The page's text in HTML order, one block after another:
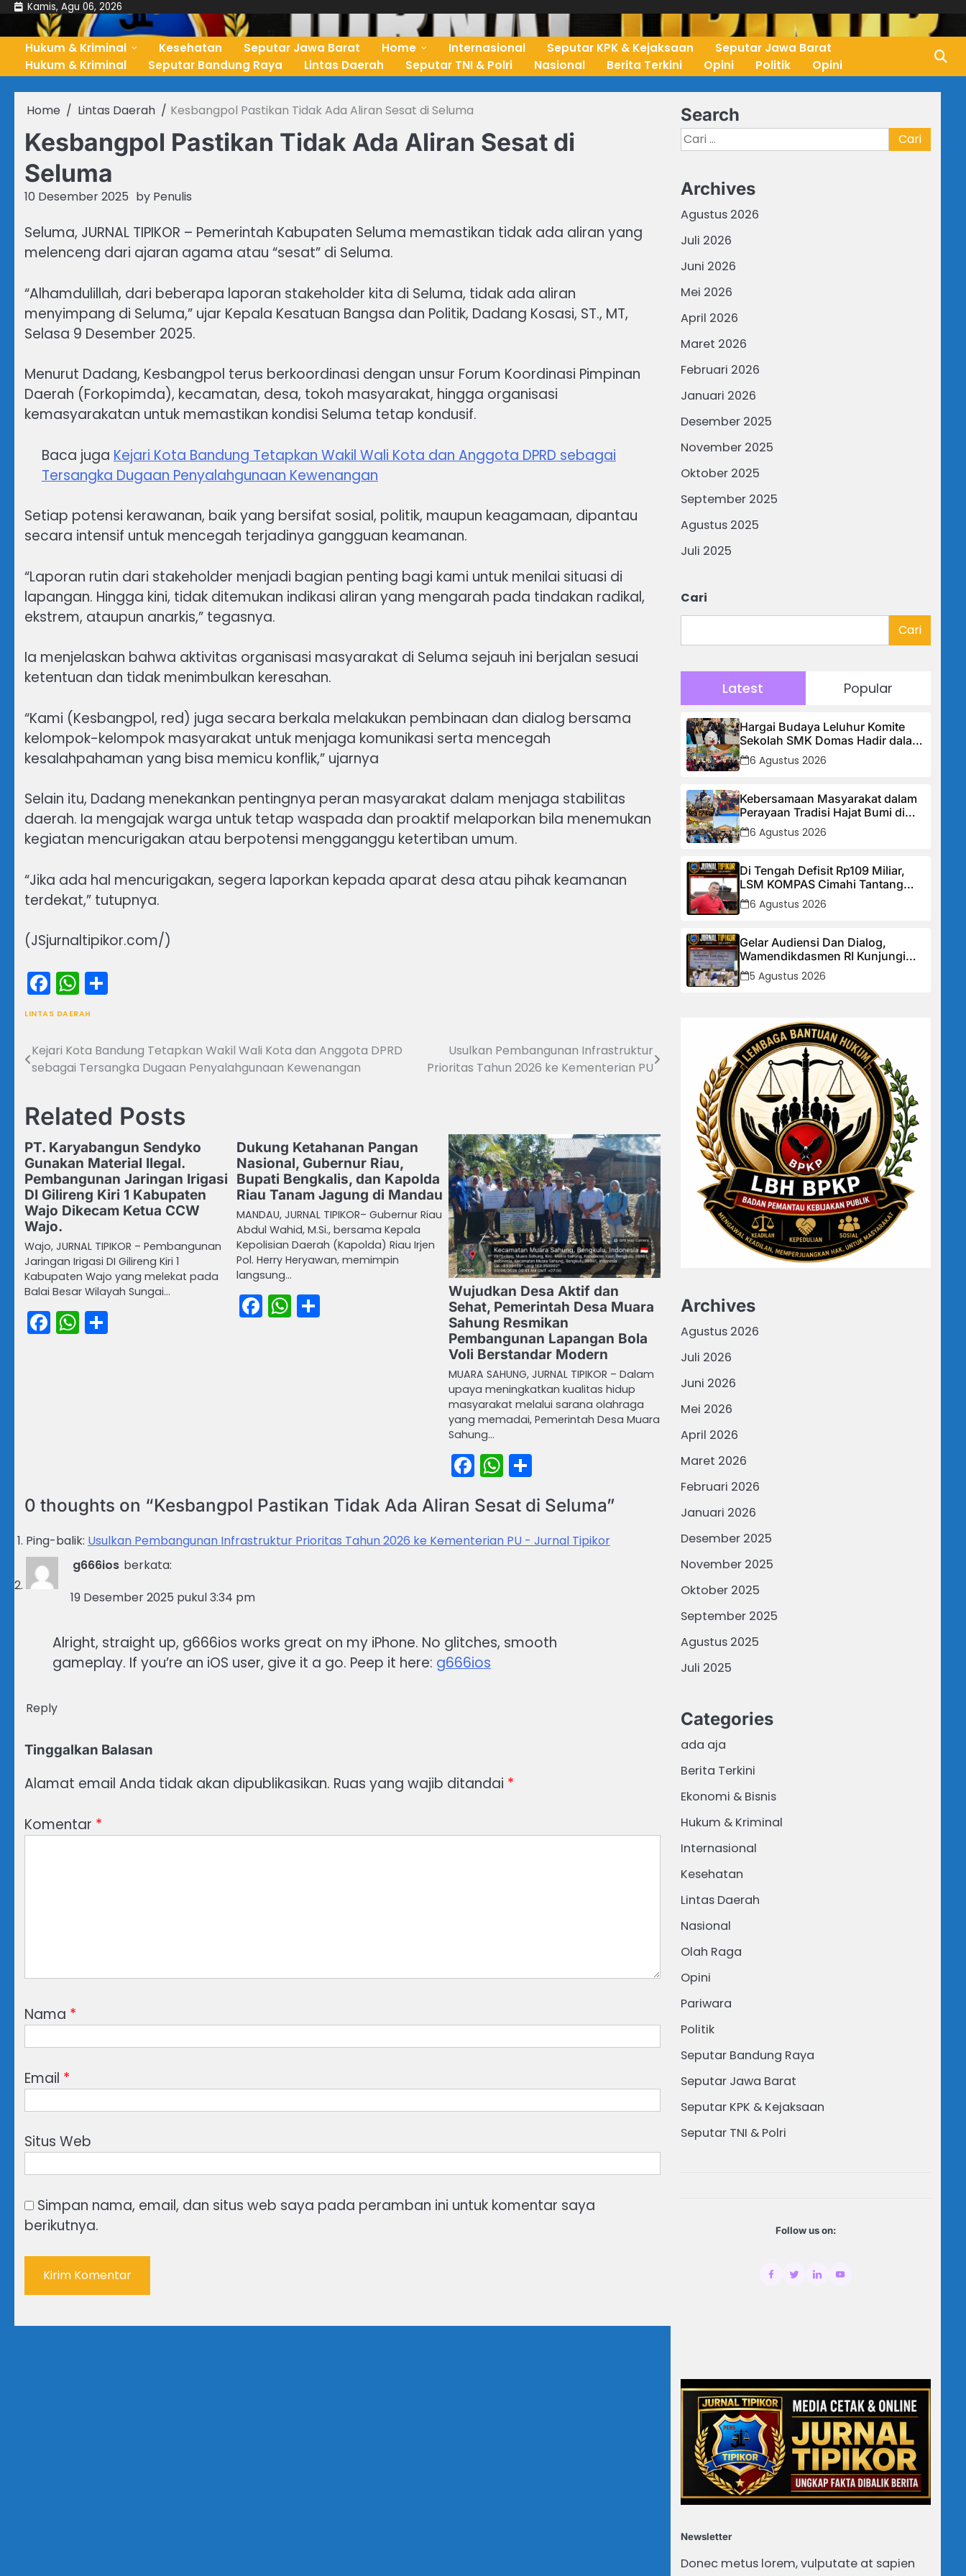
Skip
content
Kamis, Agu 06, 2026
Hukum & Kriminal Kesehatan Seputar Jawa Barat Home Internasional Seputar KPK & Kejaksaan
Seputar Jawa Barat
Hukum & Kriminal
Seputar Bandung Raya Lintas Daerah Seputar TNI & Polri Nasional Berita Terkini Opini Politik Opini
Home Lintas Daerah Kesbangpol Pastikan Tidak Ada Aliran Sesat di Seluma
Kesbangpol Pastikan Tidak Ada Aliran Sesat di
Seluma
10 Desember 2025 by Penulis
Seluma, JURNAL TIPIKOR – Pemerintah Kabupaten Seluma memastikan tidak ada aliran yang
melenceng dari ajaran agama atau “sesat” di Seluma.
“Alhamdulillah, dari beberapa laporan stakeholder kita di Seluma, tidak ada aliran
menyimpang di Seluma,” ujar Kepala Kesatuan Bangsa dan Politik, Dadang Kosasi, ST., MT,
Selasa 9 Desember 2025.
Menurut Dadang, Kesbangpol terus berkoordinasi dengan unsur Forum Koordinasi Pimpinan
Daerah (Forkopimda), kecamatan, desa, tokoh masyarakat, hingga organisasi
kemasyarakatan untuk memastikan kondisi Seluma tetap kondusif.
Baca juga Kejari Kota Bandung Tetapkan Wakil Wali Kota dan Anggota DPRD sebagai
Tersangka Dugaan Penyalahgunaan Kewenangan
Setiap potensi kerawanan, baik yang bersifat sosial, politik, maupun keagamaan, dipantau
secara intensif untuk mencegah terjadinya gangguan keamanan.
“Laporan rutin dari stakeholder menjadi bagian penting bagi kami untuk menilai situasi di
lapangan. Hingga kini, tidak ditemukan indikasi aliran yang mengarah pada tindakan radikal,
ekstrem, ataupun anarkis,” tegasnya.
Ia menjelaskan bahwa aktivitas organisasi masyarakat di Seluma sejauh ini berjalan sesuai
ketentuan dan tidak menimbulkan keresahan.
“Kami (Kesbangpol, red) juga secara berkala melakukan pembinaan dan dialog bersama
kelompok-kelompok masyarakat untuk menjaga komunikasi serta mencegah
kesalahpahaman yang bisa memicu konflik,” ujarnya
Selain itu, Dadang menekankan pentingnya peran masyarakat dalam menjaga stabilitas
daerah. Ia mengajak warga untuk tetap waspada dan proaktif melaporkan bila menemukan
kegiatan mencurigakan atau berpotensi mengganggu ketertiban umum.
“Jika ada hal mencurigakan, segera laporkan kepada aparat desa atau pihak keamanan
terdekat,” tutupnya.
(JSjurnaltipikor.com/)
Facebook
WhatsApp
LINTAS DAERAH
Navigasi
Kejari Kota Bandung Tetapkan Wakil Wali Kota dan Anggota DPRD
sebagai Tersangka Dugaan Penyalahgunaan Kewenangan
Usulkan Pembangunan Infrastruktur
Prioritas Tahun 2026 ke Kementerian PU
Related Posts
PT. Karyabangun Sendyko
Gunakan Material Ilegal.
Pembangunan Jaringan Irigasi
DI Gilireng Kiri 1 Kabupaten
Wajo Dikecam Ketua CCW
Wajo.
Wajo, JURNAL TIPIKOR – Pembangunan
Jaringan Irigasi DI Gilireng Kiri 1
Kabupaten Wajo yang melekat pada
Balai Besar Wilayah Sungai…
Facebook
WhatsApp
Dukung Ketahanan Pangan
Nasional, Gubernur Riau,
Bupati Bengkalis, dan Kapolda
Riau Tanam Jagung di Mandau
MANDAU, JURNAL TIPIKOR– Gubernur Riau
Abdul Wahid, M.Si., bersama Kepala
Kepolisian Daerah (Kapolda) Riau Irjen
Pol. Herry Heryawan, memimpin
langsung…
Facebook
WhatsApp
Share
Wujudkan Desa Aktif dan
Sehat, Pemerintah Desa Muara
Sahung Resmikan
Pembangunan Lapangan Bola
Voli Berstandar Modern
MUARA SAHUNG, JURNAL TIPIKOR – Dalam
upaya meningkatkan kualitas hidup
masyarakat melalui sarana olahraga
yang memadai, Pemerintah Desa Muara
Sahung…
Facebook
WhatsApp
Share
0 thoughts on “Kesbangpol Pastikan Tidak Ada Aliran Sesat di Seluma”
Ping-balik: Usulkan Pembangunan Infrastruktur Prioritas Tahun 2026 ke Kementerian PU - Jurnal Tipikor
g666ios berkata:
19 Desember 2025 pukul 3:34 pm
Alright, straight up, g666ios works great on my iPhone. No glitches, smooth
gameplay. If you’re an iOS user, give it a go. Peep it here: g666ios
Reply
Tinggalkan Balasan
Alamat email Anda tidak akan dipublikasikan. Ruas yang wajib ditandai *
Komentar *
Nama *
Email *
Situs Web
Simpan nama, email, dan situs web saya pada peramban ini untuk komentar saya
berikutnya.
Search
Cari
untuk:
Archives
Agustus 2026
Juli 2026
Juni 2026
Mei 2026
April 2026
Maret 2026
Februari 2026
Januari 2026
Desember 2025
November 2025
Oktober 2025
September 2025
Agustus 2025
Juli 2025
Cari
Cari
Latest Popular
Hargai Budaya Leluhur Komite
Sekolah SMK Domas Hadir dalam
Acara Hajat Bumi
6 Agustus 2026
Kebersamaan Masyarakat dalam
Perayaan Tradisi Hajat Bumi di
Desa Jayamukti Kecamatan
Banyusari
6 Agustus 2026
Di Tengah Defisit Rp109 Miliar,
LSM KOMPAS Cimahi Tantang
Pemkot: Hentikan Budaya Tutup-
Tutupan, Buka Data Keuangan
6 Agustus 2026
Gelar Audiensi Dan Dialog,
Wamendikdasmen RI Kunjungi
Kabupaten Sukabumi, 174
Sekolah Mendapat Bantuan
5 Agustus 2026
Archives
Agustus 2026
Juli 2026
Juni 2026
Mei 2026
April 2026
Maret 2026
Februari 2026
Januari 2026
Desember 2025
November 2025
Oktober 2025
September 2025
Agustus 2025
Juli 2025
Categories
ada aja
Berita Terkini
Ekonomi & Bisnis
Hukum & Kriminal
Internasional
Kesehatan
Lintas Daerah
Nasional
Olah Raga
Opini
Pariwara
Politik
Seputar Bandung Raya
Seputar Jawa Barat
Seputar KPK & Kejaksaan
Seputar TNI & Polri
Follow us on:
Newsletter
Donec metus lorem, vulputate at sapien